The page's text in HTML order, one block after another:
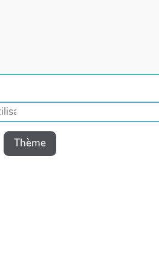
Thème